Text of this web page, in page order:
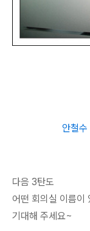
안철수
다음 3탄도
어떤 회의실 이름이
기대해 주세요~